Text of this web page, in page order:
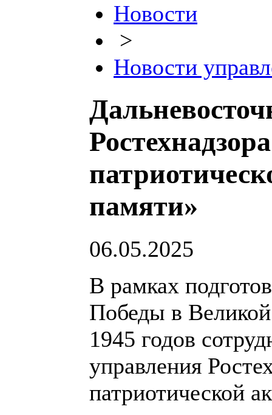
Новости
>
Новости
памяти»
06.05.2025
В рамках
Победы в
1945 годов
управления
патриотической